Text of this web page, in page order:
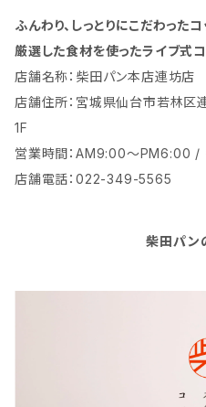
ふんわり、しっとりにこだわったコ
厳選した食材を使ったライブ式
店舗名称：柴田パン本店連坊店
店舗住所：宮城県仙台市若林区
1F
営業時間：AM9:00～PM6:00 /
店舗電話：022-349-5565
柴田パン